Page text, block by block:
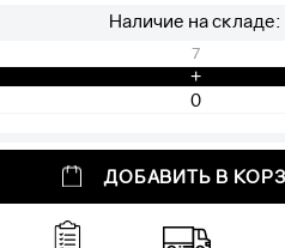
Наличие на складе:
7
+
ДОБАВИТЬ В